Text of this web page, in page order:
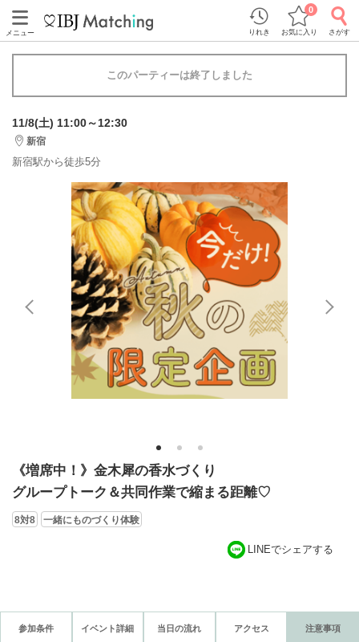
メニュー りれき お気に入り
0
さがす
このパーティーは終了しました
11/8(土) 11:00～12:30
新宿
新宿駅から徒歩5分
1 2 3
《増席中！》金木犀の香水づくり
グループトーク＆共同作業で縮まる距離♡
8対8 一緒にものづくり体験
LINEでシェアする
参加条件 イベント詳細 当日の流れ アクセス 注意事項